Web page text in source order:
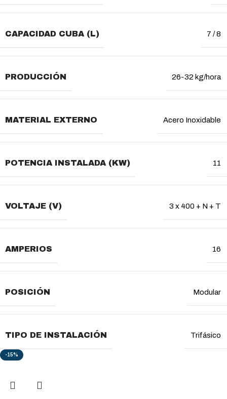
CAPACIDAD CUBA (L) 7 / 8
PRODUCCIÓN 26-32 kg/hora
MATERIAL EXTERNO Acero Inoxidable
POTENCIA INSTALADA (KW) 11
VOLTAJE (V) 3 x 400 + N + T
AMPERIOS 16
POSICIÓN Modular
TIPO DE INSTALACIÓN Trifásico
-15%